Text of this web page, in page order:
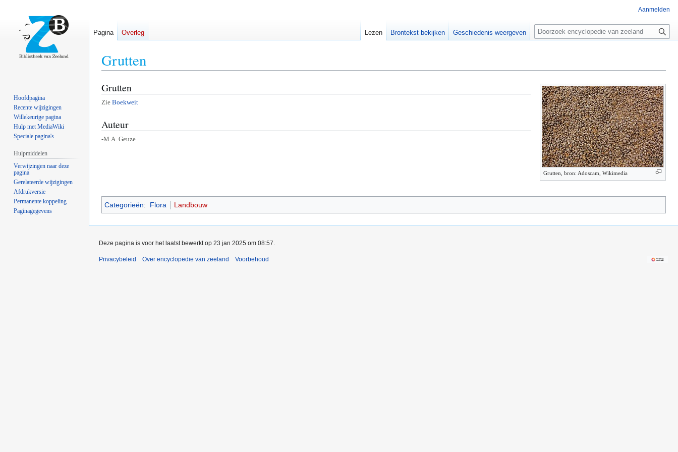
Grutten
Naar
navigatie
Naar
zoeken
Grutten, bron: Adoscam, Wikimedia
Grutten
Zie Boekweit
Auteur
-M.A. Geuze
Categorieën: Flora Landbouw
Aanmelden
Pagina Overleg Lezen Brontekst bekijken Geschiedenis weergeven
Z
e
Hoofdpagina
Recente wijzigingen
Willekeurige pagina
Hulp met MediaWiki
Speciale pagina's
Hulpmiddelen
Verwijzingen naar deze
pagina
Gerelateerde wijzigingen
Afdrukversie
Permanente koppeling
Paginagegevens
Deze pagina is voor het laatst bewerkt op 23 jan 2025 om 08:57.
Privacybeleid Over encyclopedie van zeeland Voorbehoud